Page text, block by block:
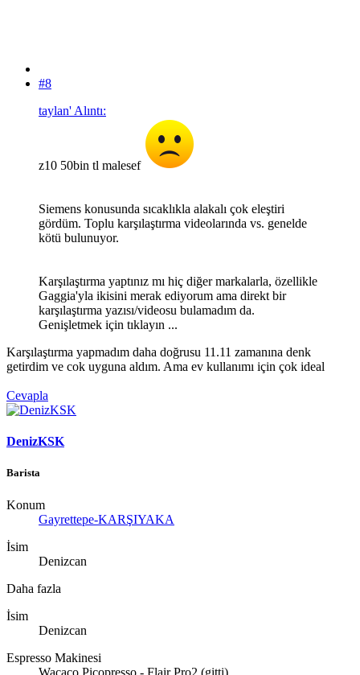
#8
taylan' Alıntı:
z10 50bin tl malesef
Siemens konusunda sıcaklıkla alakalı çok eleştiri
gördüm. Toplu karşılaştırma videolarında vs. genelde
kötü bulunuyor.
Karşılaştırma yaptınız mı hiç diğer markalarla, özellikle
Gaggia'yla ikisini merak ediyorum ama direkt bir
karşılaştırma yazısı/videosu bulamadım da.
Genişletmek için tıklayın ...
Karşılaştırma yapmadım daha doğrusu 11.11 zamanına denk
getirdim ve cok uyguna aldım. Ama ev kullanımı için çok ideal
Cevapla
DenizKSK
Barista
Konum
Gayrettepe-KARŞIYAKA
İsim
Denizcan
Daha fazla
İsim
Denizcan
Espresso Makinesi
Wacaco Picopresso - Flair Pro2 (gitti)